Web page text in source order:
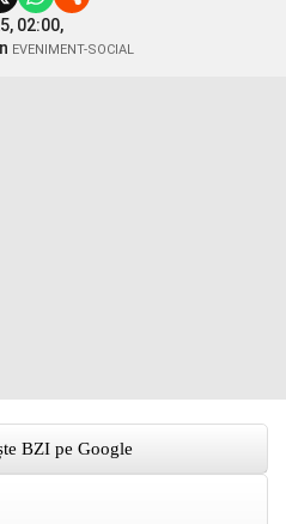
02:00,
EVENIMENT-SOCIAL
BZI pe Google